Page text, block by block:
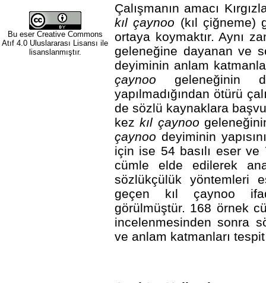
Bu eser Creative Commons
Atıf 4.0 Uluslararası Lisansı ile
lisanslanmıştır.
Çalışmanın amacı
kıl çaynoo (kıl çiğneme)
ortaya koymaktır. Aynı
geleneğine dayanan ve
deyiminin anlam
çaynoo geleneğinin
yapılmadığından ötürü
de sözlü kaynaklara
kezkıl çaynoo
çaynoo deyiminin
için ise 54 basılı eser
cümle elde edilerek
sözlükçülük yöntemleri
geçen kıl çaynoo
görülmüştür. 168 örnek
incelenmesinden sonra
ve anlam katmanları